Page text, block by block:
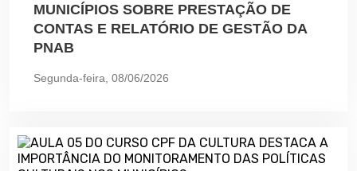
MUNICÍPIOS SOBRE PRESTAÇÃO DE
CONTAS E RELATÓRIO DE GESTÃO DA
PNAB
Segunda-feira, 08/06/2026